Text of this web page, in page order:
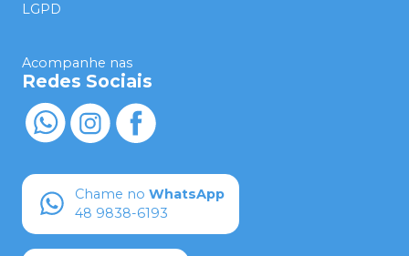
LGPD
Acompanhe nas
Redes Sociais
Chame no WhatsApp
48 9838-6193